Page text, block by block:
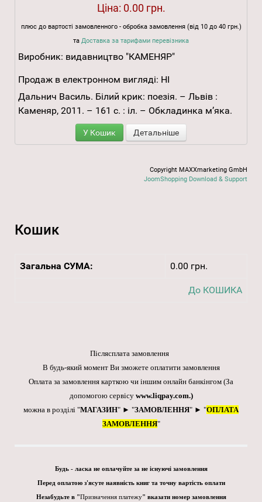
Ціна: 0.00 грн.
плюс до вартості замовленного - обробка замовлення (від 10 до 40 грн.)
та Доставка за тарифами перевізника
Виробник: видавництво "КАМЕНЯР"
Продаж в електронном вигляді: НІ
Дальнич Василь. Білий крик: поезія. – Львів :
Каменяр, 2011. – 161 с. : іл. – Обкладинка м’яка.
У Кошик Детальніше
Copyright MAXXmarketing GmbH
JoomShopping Download & Support
Кошик
Загальна СУМА: 0.00 грн.
До КОШИКА
Післясплата замовлення
В будь-який момент Ви зможете оплатити замовлення
Оплата за замовлення карткою чи іншим онлайн банкінгом (За
допомогою сервісу www.liqpay.com.)
можна в розділі "МАГАЗИН" ► "ЗАМОВЛЕННЯ" ► "ОПЛАТА
ЗАМОВЛЕННЯ"
Будь - ласка не оплачуйте за не існуючі замовлення
Перед оплатою з'ясуте наявність книг та точну вартість оплати
Незабудьте в "Призначення платежу" вказати номер замовлення